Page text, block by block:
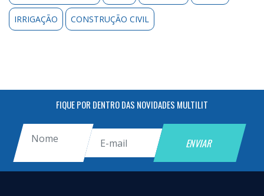
IRRIGAÇÃO CONSTRUÇÃO CIVIL
FIQUE POR DENTRO DAS NOVIDADES MULTILIT